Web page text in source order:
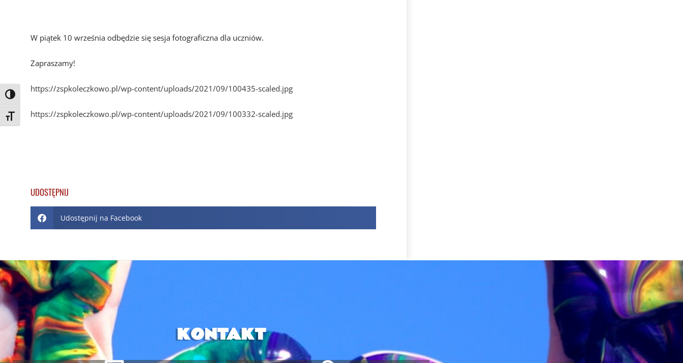
Toggle High Contrast
Toggle Font size
W piątek 10 września odbędzie się sesja fotograficzna dla uczniów.
Zapraszamy!
https://zspkoleczkowo.pl/wp-content/uploads/2021/09/100435-scaled.jpg
https://zspkoleczkowo.pl/wp-content/uploads/2021/09/100332-scaled.jpg
UDOSTĘPNIJ
Udostępnij na Facebook
KONTAKT